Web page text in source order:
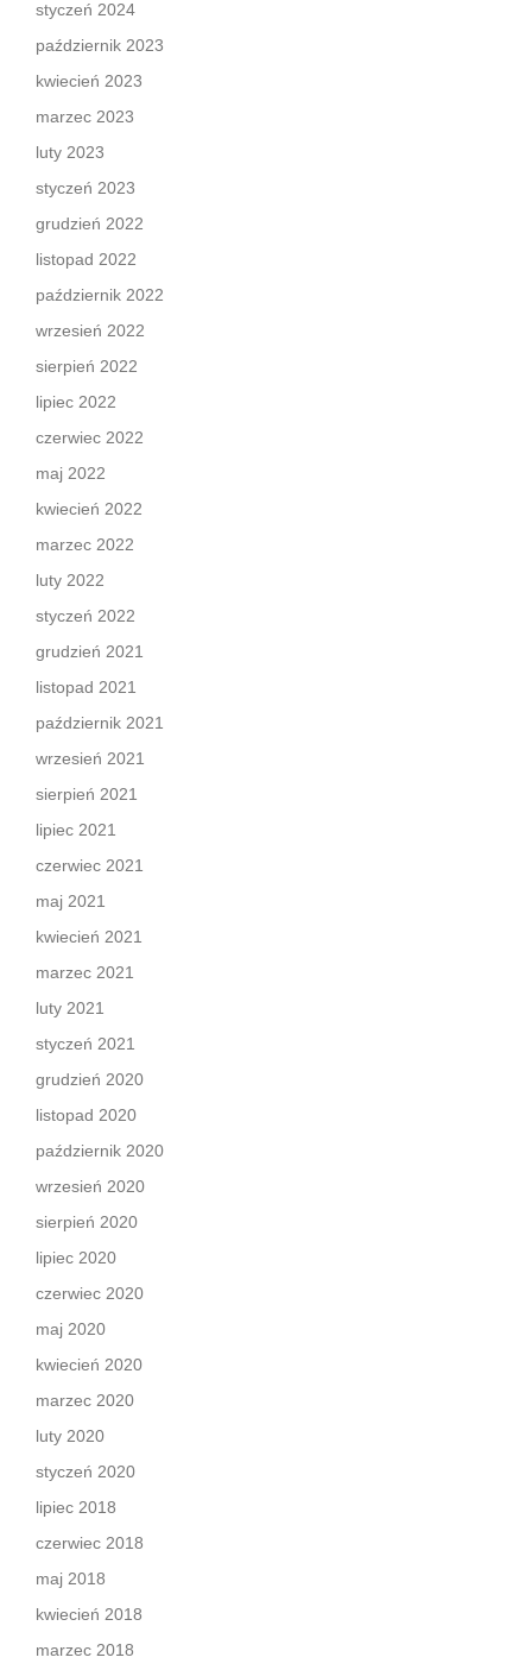
styczeń 2024
październik 2023
kwiecień 2023
marzec 2023
luty 2023
styczeń 2023
grudzień 2022
listopad 2022
październik 2022
wrzesień 2022
sierpień 2022
lipiec 2022
czerwiec 2022
maj 2022
kwiecień 2022
marzec 2022
luty 2022
styczeń 2022
grudzień 2021
listopad 2021
październik 2021
wrzesień 2021
sierpień 2021
lipiec 2021
czerwiec 2021
maj 2021
kwiecień 2021
marzec 2021
luty 2021
styczeń 2021
grudzień 2020
listopad 2020
październik 2020
wrzesień 2020
sierpień 2020
lipiec 2020
czerwiec 2020
maj 2020
kwiecień 2020
marzec 2020
luty 2020
styczeń 2020
lipiec 2018
czerwiec 2018
maj 2018
kwiecień 2018
marzec 2018